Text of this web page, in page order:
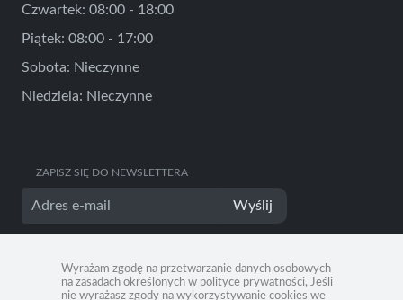
Wyrażam zgodę na przetwarzanie danych osobowych
na zasadach określonych w polityce prywatności, Jeśli
nie wyrażasz zgody na wykorzystywanie cookies we
ZAPISZ SIĘ DO NEWSLETTERA
Wyślij
Czwartek: 08:00 - 18:00
Piątek: 08:00 - 17:00
Sobota: Nieczynne
Niedziela: Nieczynne